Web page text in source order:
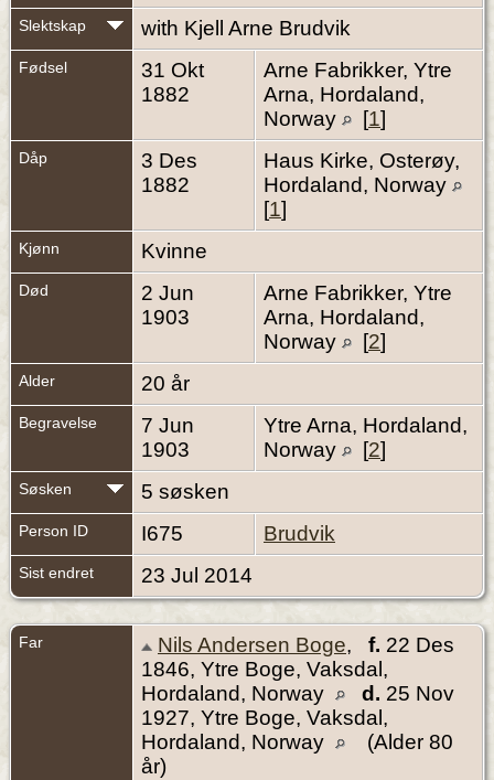
Slektskap with Kjell Arne Brudvik
Fødsel
31 Okt
1882
Arne Fabrikker, Ytre
Arna, Hordaland,
Norway
[1]
Dåp
3 Des
1882
Haus Kirke, Osterøy,
Hordaland, Norway
[1]
Kjønn Kvinne
Død
2 Jun
1903
Arne Fabrikker, Ytre
Arna, Hordaland,
Norway
[2]
Alder 20 år
Begravelse
7 Jun
1903
Ytre Arna, Hordaland,
Norway
[2]
Søsken 5 søsken
Person ID I675 Brudvik
Sist endret 23 Jul 2014
Far Nils Andersen Boge, f. 22 Des
1846, Ytre Boge, Vaksdal,
Hordaland, Norway
d. 25 Nov
1927, Ytre Boge, Vaksdal,
Hordaland, Norway
(Alder 80
år)